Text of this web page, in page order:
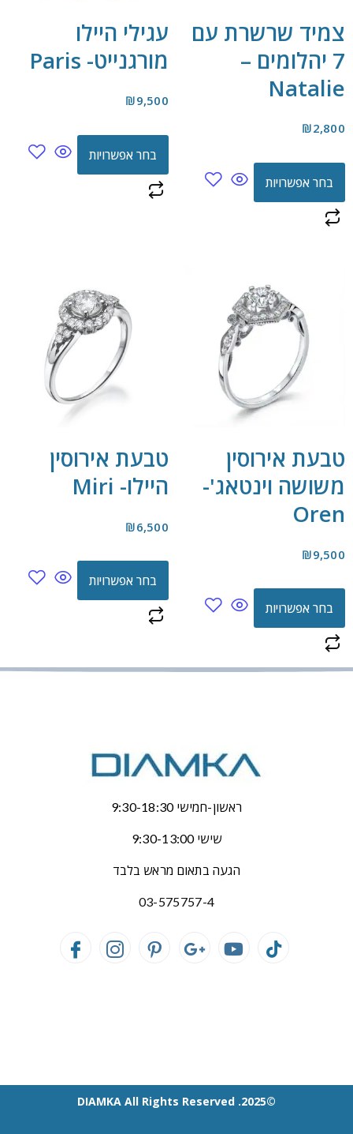
צמיד שרשרת עם
7 יהלומים –
Natalie
₪2,800
בחר אפשרויות
עגילי היילו
מורגנייט- Paris
₪9,500
בחר אפשרויות
טבעת אירוסין
משושה וינטאג'-
Oren
₪9,500
בחר אפשרויות
טבעת אירוסין
היילו- Miri
₪6,500
בחר אפשרויות
ראשון-חמישי 9:30-18:30
שישי 9:30-13:00
הגעה בתאום מראש בלבד
03-575757-4
©2025. DIAMKA All Rights Reserved